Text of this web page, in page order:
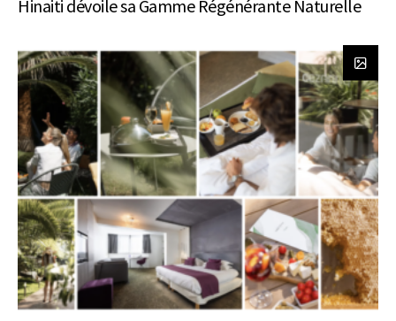
Hinaiti dévoile sa Gamme Régénérante Naturelle